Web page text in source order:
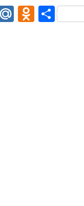
EmailMail.Ru